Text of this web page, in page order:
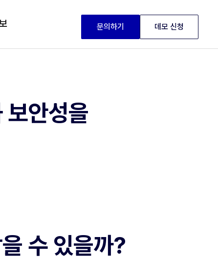
문의하기 데모 신청
안성을
수 있을까?